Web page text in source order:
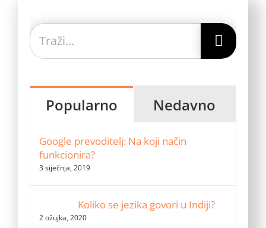
Traži...
Popularno Nedavno
Google prevoditelj: Na koji način
funkcionira?
3 siječnja, 2019
Koliko se jezika govori u Indiji?
2 ožujka, 2020